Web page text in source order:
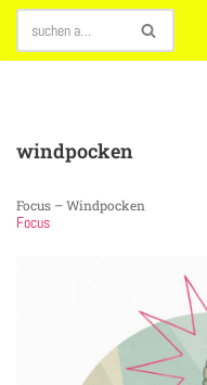
Zum
windpocken
Focus – Windpocken
Focus